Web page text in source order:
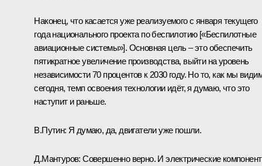
Наконец, что касается уже реализуемого с января текущего
года национального проекта по беспилотию [«Беспилотные
авиационные системы»]. Основная цель – это обеспечить
пятикратное увеличение производства, выйти на уровень
независимости 70 процентов к 2030 году. Но то, как мы
сегодня, темп освоения технологии идёт, я думаю, что это
наступит и раньше.
В.Путин: Я думаю, да, двигатели уже пошли.
Д.Мантуров: Совершенно верно. И электрические